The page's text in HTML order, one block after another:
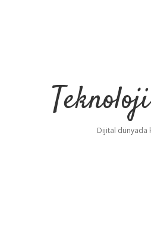
Dijital dünyada